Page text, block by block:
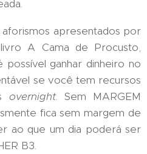
apresentados por
A Cama de Procusto,
ganhar dinheiro no
se você tem recursos
overnight. Sem MARGEM
fica sem margem de
ao que um dia poderá ser
B3.